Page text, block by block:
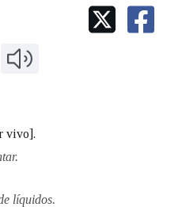
CORPORATIVA
DEL ADALID
MUSEO EMILIA PARDO
HOMENAXEADAS
ANOS DLG
vivo].
líquidos.